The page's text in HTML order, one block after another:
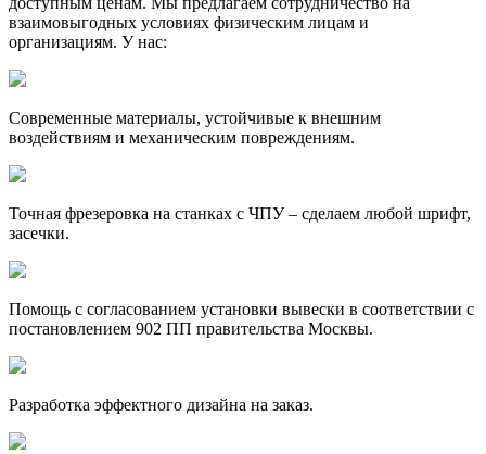
взаимовыгодных условиях физическим лицам и
организациям. У нас:
Современные материалы, устойчивые к внешним
воздействиям и механическим повреждениям.
Точная фрезеровка на станках с ЧПУ – сделаем любой шрифт,
засечки.
Помощь с согласованием установки вывески в соответствии с
постановлением 902 ПП правительства Москвы.
Разработка эффектного дизайна на заказ.